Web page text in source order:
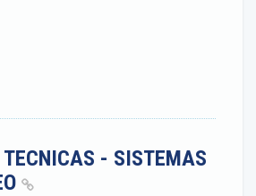
TECNICAS - SISTEMAS